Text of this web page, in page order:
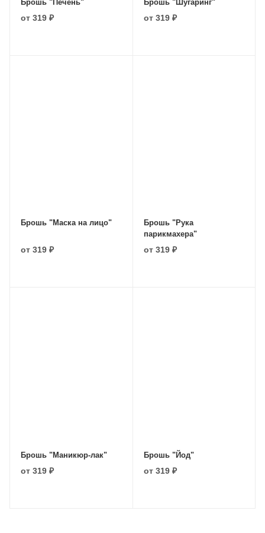
Брошь "Печень"
от 319 ₽
Брошь "Шугаринг"
от 319 ₽
Брошь "Маска на лицо"
от 319 ₽
Брошь "Рука
парикмахера"
от 319 ₽
Брошь "Маникюр-лак"
от 319 ₽
Брошь "Йод"
от 319 ₽